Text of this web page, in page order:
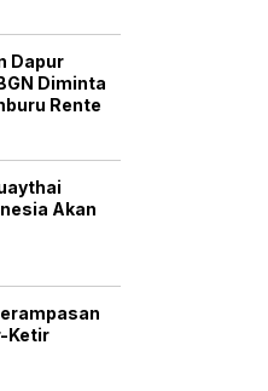
Dapur
Diminta
Rente
Akan
Ketir